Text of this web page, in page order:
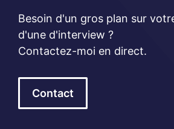
Besoin d'un gros plan sur
d'une d'interview ?
Contactez-moi en direct.
Contact